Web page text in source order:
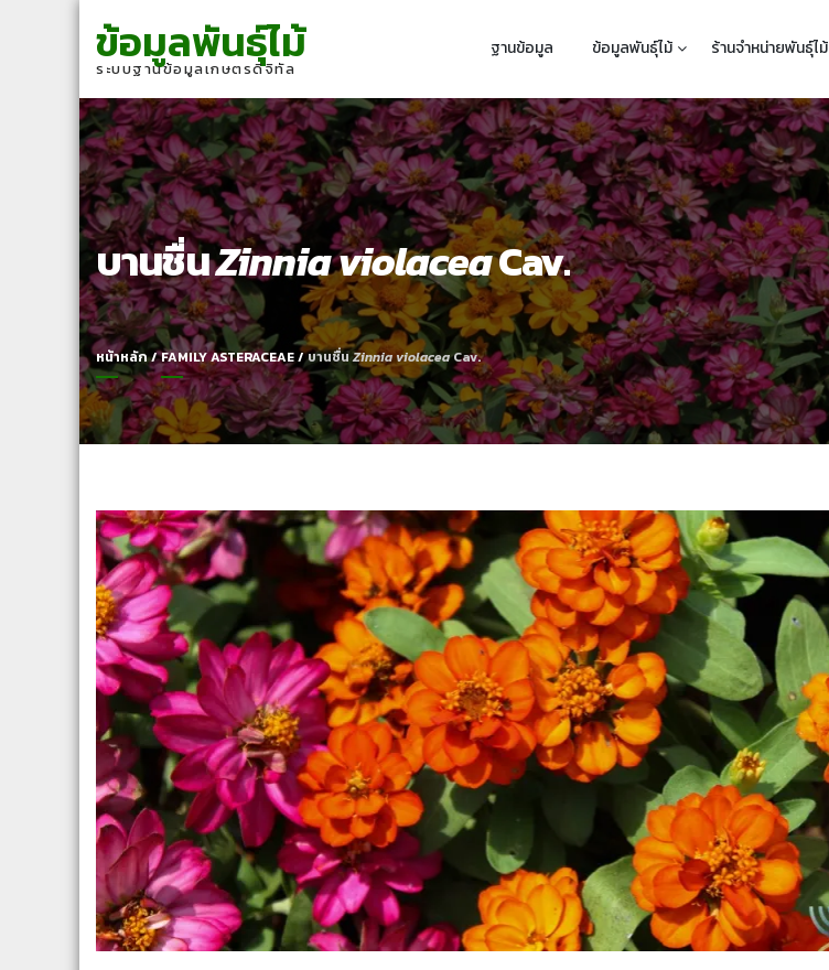
navigation
content
ข้อมูลพันธุ์ไม้
ระบบฐานข้อมูลเกษตรดิจิทัล
ฐานข้อมูล ข้อมูลพันธุ์ไม้ ร้านจำหน่ายพันธุ์ไม้
บานชื่นZinnia violaceaCav.
หน้าหลัก/FAMILY ASTERACEAE/บานชื่นZinnia violaceaCav.